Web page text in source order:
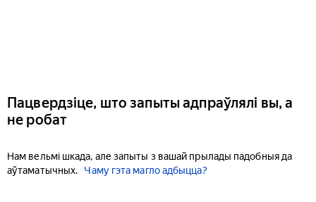
Пацвердзіце, што запыты адпраўлялі вы, а
не робат
Нам вельмі шкада, але запыты з вашай прылады падобныя да
аўтаматычных.
Чаму гэта магло адбыцца?